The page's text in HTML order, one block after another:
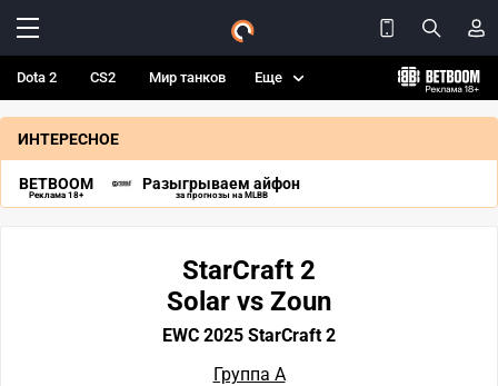
Dota 2 CS2 Мир танков Еще
ИНТЕРЕСНОЕ
BETBOOM
Реклама 18+
Разыгрываем айфон
за прогнозы на MLBB
StarCraft 2
Solar vs Zoun
EWC 2025 StarCraft 2
Группа А